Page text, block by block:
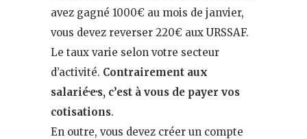
avez gagné 1000€ au mois de janvier,
vous devez reverser 220€ aux URSSAF.
Le taux varie selon votre secteur
d’activité. Contrairement aux
salarié·e·s, c’est à vous de payer vos
cotisations.
En outre, vous devez créer un compte